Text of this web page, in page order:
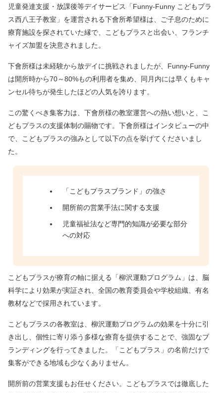
児童発達支援・放課後等デイサービス「Funny-Funny こどもプラ
ス西八王子教室」を運営される下會所希望様は、ご子息のために
療育施設を探されていた縁で、こどもプラスと出会い、フランチ
ャイズ加盟を決意されました。
下會所様は未経験から放デイに挑戦されましたが、Funny-Funny
は開所時から70～80%もの利用者を集め、同月内には早くもキャ
ンセル待ちが発生したほどの人気を誇ります。
この驚くべき集客力は、下會所様の教室運営への熱い想いと、こ
どもプラスの支援体制の賜物です。下會所様はインタビューの中
で、こどもプラスの強みとして以下の点を挙げてくださいまし
た。
「こどもプラスブランド」の強さ
開所前の営業手法に関する支援
児童福祉法など専門的知識が必要な部分
への対応
こどもプラスが療育の軸に据える「柳沢運動プログラム」は、脳
科学により効果が実証され、全国の教育委員会や学校組織、有名
教材などで採用されています。
こどもプラスの各教室は、柳沢運動プログラムの効果を十分に引
き出し、個性に寄り添う多様な療育を提供することで、強固なブ
ランディングを行ってきました。「こどもプラス」の名前だけで
集客ができる地域も少なくありません。
開所前の営業支援もお任せください。こどもプラスでは徹底した